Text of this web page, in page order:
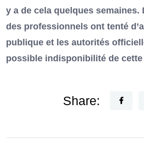
y a de cela quelques semaines.
des professionnels ont tenté
publique et les autorités
possible indisponibilité de
Share: